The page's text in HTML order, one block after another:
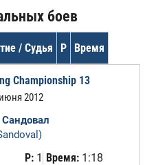
боев
/ Судья Р Время
Championship 13
2012
Р:1 Время:1:18